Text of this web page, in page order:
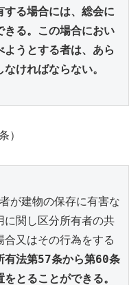
る場合には、総会に
きる。この場合におい
うとする者は、あら
ければならない。
）
に関し区分所有者の共
又はその行為をする
有法第57条から第60条
とることができる。